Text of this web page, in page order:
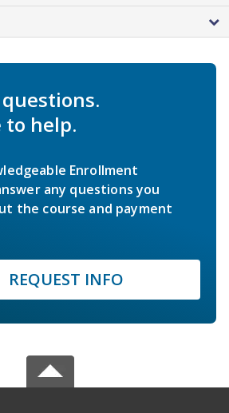
to help.
Enrollment
any questions you
the course and payment
REQUEST INFO